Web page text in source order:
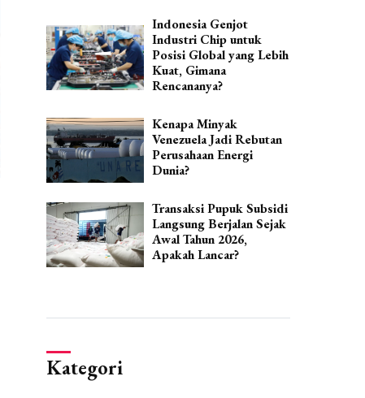
Indonesia Genjot
Industri Chip untuk
Posisi Global yang Lebih
Kuat, Gimana
Rencananya?
Kenapa Minyak
Venezuela Jadi Rebutan
Perusahaan Energi
Dunia?
Transaksi Pupuk Subsidi
Langsung Berjalan Sejak
Awal Tahun 2026,
Apakah Lancar?
Kategori